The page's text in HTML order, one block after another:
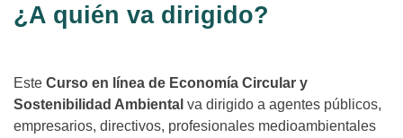
¿A quién va dirigido?
Este Curso en línea de Economía Circular y
Sostenibilidad Ambiental va dirigido a agentes públicos,
empresarios, directivos, profesionales medioambientales